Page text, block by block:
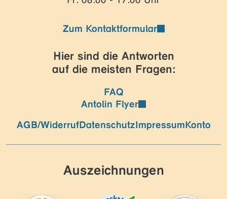
Zum Kontaktformular
Hier sind die Antworten
auf die meisten Fragen:
FAQ
Antolin Flyer
AGB/WiderrufDatenschutzImpressumKonto
Auszeichnungen